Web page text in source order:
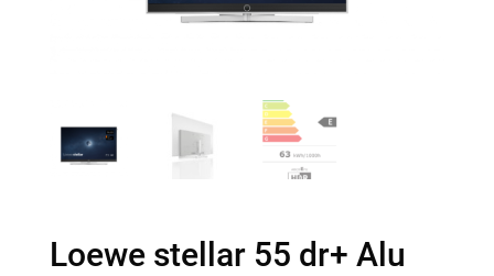
Loewe stellar 55 dr+ Alu